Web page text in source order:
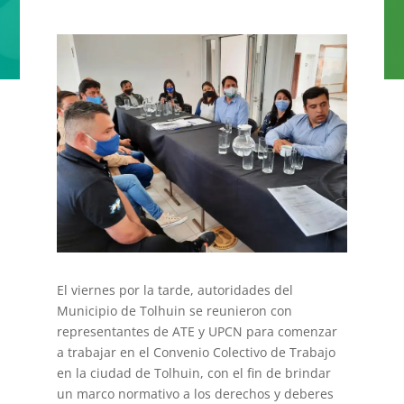
El viernes por la tarde, autoridades del
Municipio de Tolhuin se reunieron con
representantes de ATE y UPCN para comenzar
a trabajar en el Convenio Colectivo de Trabajo
en la ciudad de Tolhuin, con el fin de brindar
un marco normativo a los derechos y deberes